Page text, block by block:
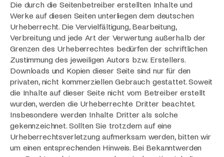
Die durch die Seitenbetreiber erstellten Inhalte und
Werke auf diesen Seiten unterliegen dem deutschen
Urheberrecht. Die Vervielfältigung, Bearbeitung,
Verbreitung und jede Art der Verwertung außerhalb der
Grenzen des Urheberrechtes bedürfen der schriftlichen
Zustimmung des jeweiligen Autors bzw. Erstellers.
Downloads und Kopien dieser Seite sind nur für den
privaten, nicht kommerziellen Gebrauch gestattet. Soweit
die Inhalte auf dieser Seite nicht vom Betreiber erstellt
wurden, werden die Urheberrechte Dritter beachtet.
Insbesondere werden Inhalte Dritter als solche
gekennzeichnet. Sollten Sie trotzdem auf eine
Urheberrechtsverletzung aufmerksam werden, bitten wir
um einen entsprechenden Hinweis. Bei Bekanntwerden